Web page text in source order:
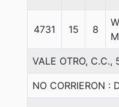
4731 15 8
VALE OTRO, C.C.,
NO CORRIERON :